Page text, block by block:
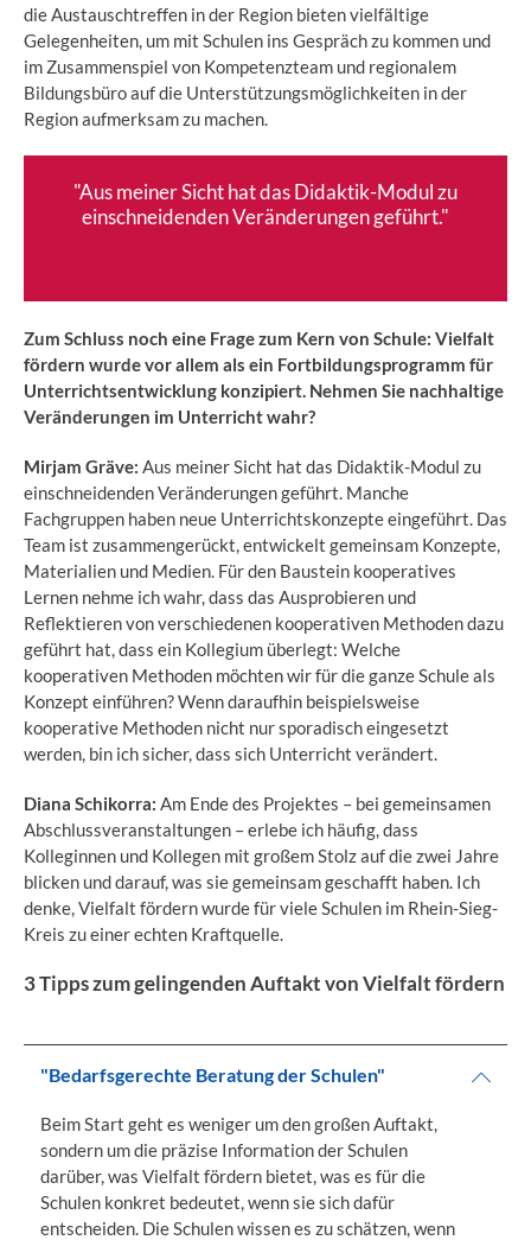
die Austauschtreffen in der Region bieten vielfältige
Gelegenheiten, um mit Schulen ins Gespräch zu kommen und
im Zusammenspiel von Kompetenzteam und regionalem
Bildungsbüro auf die Unterstützungsmöglichkeiten in der
Region aufmerksam zu machen.
"Aus meiner Sicht hat das Didaktik-Modul zu
einschneidenden Veränderungen geführt."
Zum Schluss noch eine Frage zum Kern von Schule: Vielfalt
fördern wurde vor allem als ein Fortbildungsprogramm für
Unterrichtsentwicklung konzipiert. Nehmen Sie nachhaltige
Veränderungen im Unterricht wahr?
Mirjam Gräve: Aus meiner Sicht hat das Didaktik-Modul zu
einschneidenden Veränderungen geführt. Manche
Fachgruppen haben neue Unterrichtskonzepte eingeführt. Das
Team ist zusammengerückt, entwickelt gemeinsam Konzepte,
Materialien und Medien. Für den Baustein kooperatives
Lernen nehme ich wahr, dass das Ausprobieren und
Reflektieren von verschiedenen kooperativen Methoden dazu
geführt hat, dass ein Kollegium überlegt: Welche
kooperativen Methoden möchten wir für die ganze Schule als
Konzept einführen? Wenn daraufhin beispielsweise
kooperative Methoden nicht nur sporadisch eingesetzt
werden, bin ich sicher, dass sich Unterricht verändert.
Diana Schikorra: Am Ende des Projektes – bei gemeinsamen
Abschlussveranstaltungen – erlebe ich häufig, dass
Kolleginnen und Kollegen mit großem Stolz auf die zwei Jahre
blicken und darauf, was sie gemeinsam geschafft haben. Ich
denke, Vielfalt fördern wurde für viele Schulen im Rhein-Sieg-
Kreis zu einer echten Kraftquelle.
3 Tipps zum gelingenden Auftakt von Vielfalt fördern
"Bedarfsgerechte Beratung der Schulen"
Beim Start geht es weniger um den großen Auftakt,
sondern um die präzise Information der Schulen
darüber, was Vielfalt fördern bietet, was es für die
Schulen konkret bedeutet, wenn sie sich dafür
entscheiden. Die Schulen wissen es zu schätzen, wenn